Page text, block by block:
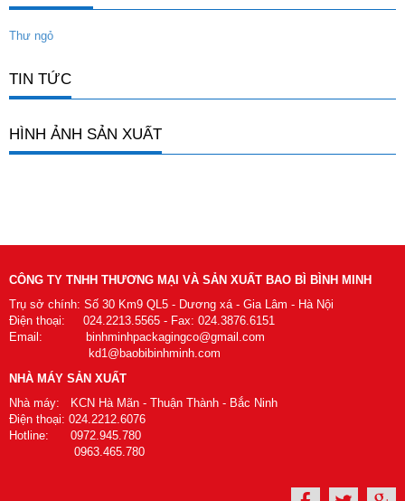
Thư ngỏ
TIN TỨC
HÌNH ẢNH SẢN XUẤT
CÔNG TY TNHH THƯƠNG MẠI VÀ SẢN XUẤT BAO BÌ BÌNH MINH
Trụ sở chính: Số 30 Km9 QL5 - Dương xá - Gia Lâm - Hà Nội
Điện thoại: 024.2213.5565 - Fax: 024.3876.6151
Email: binhminhpackagingco@gmail.com
kd1@baobibinhminh.com
NHÀ MÁY SẢN XUẤT
Nhà máy: KCN Hà Mãn - Thuận Thành - Bắc Ninh
Điện thoại: 024.2212.6076
Hotline: 0972.945.780
0963.465.780